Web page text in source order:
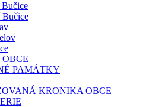
PAMÁTKY
KRONIKA OBCE